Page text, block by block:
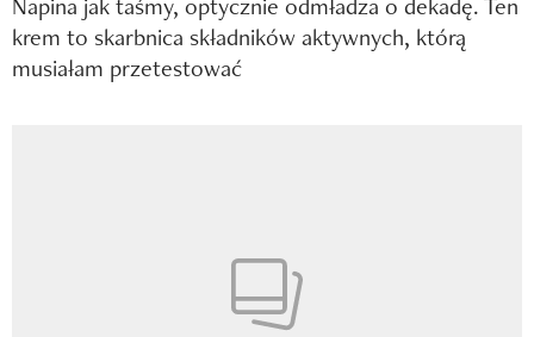
krem to skarbnica składników aktywnych, którą
musiałam przetestować